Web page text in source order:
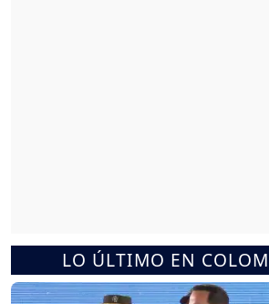
LO ÚLTIMO EN